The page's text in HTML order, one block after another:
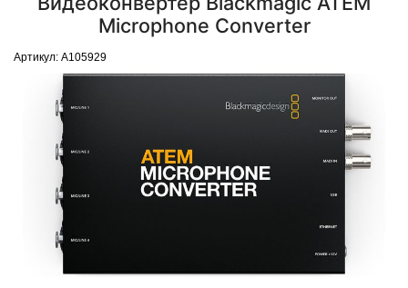
Microphone Converter
Артикул: A105929